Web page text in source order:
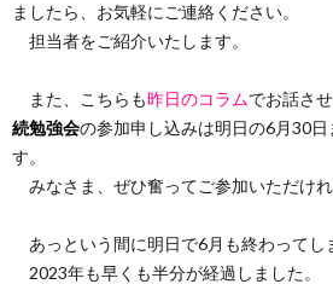
ましたら、お気軽にご連絡ください。
担当者をご紹介いたします。
また、こちらも昨日のコラムでお話さ
続勉強会の参加申し込みは明日の6月30日
す。
みなさま、ぜひ奮ってご参加いただけれ
あっという間に明日で6月も終わってし
2023年も早くも半分が経過しました。